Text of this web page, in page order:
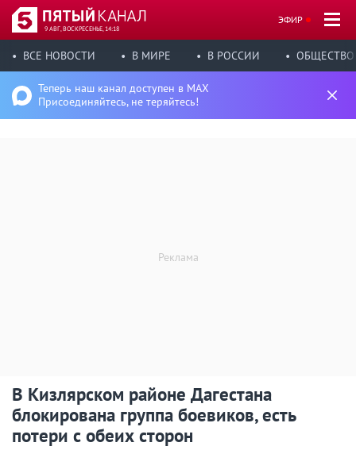
9 АВГ, ВОСКРЕСЕНЬЕ, 14:18
ЭФИР
ВСЕ НОВОСТИ В МИРЕ В РОССИИ ОБЩЕСТВО
Теперь наш канал доступен в MAX
Присоединяйтесь, не теряйтесь!
В Кизлярском районе Дагестана
блокирована группа боевиков, есть
потери с обеих сторон